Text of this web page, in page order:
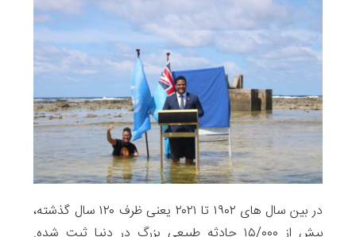
در بین سال های ۱۹۰۲ تا ۲۰۲۱ یعنی ظرف ۱۲۰ سال گذشته،